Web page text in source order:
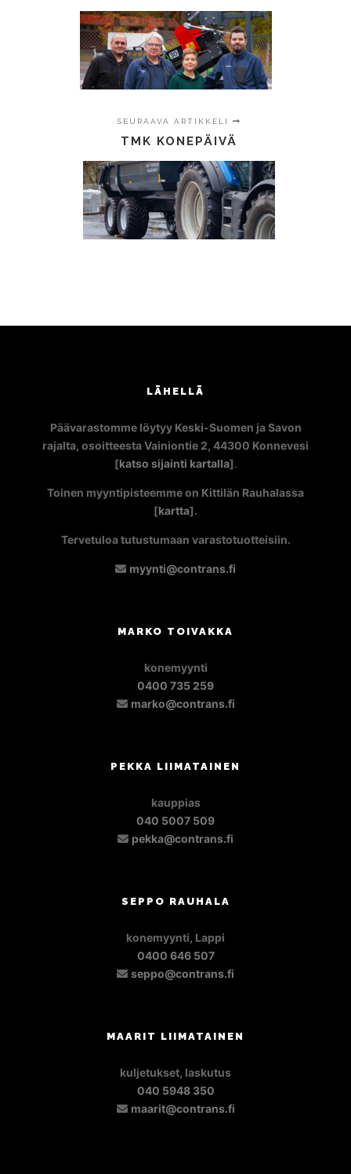
SEURAAVA ARTIKKELI
TMK KONEPÄIVÄ
LÄHELLÄ
Päävarastomme löytyy Keski-Suomen ja Savon
rajalta, osoitteesta Vainiontie 2, 44300 Konnevesi
[katso sijainti kartalla].
Toinen myyntipisteemme on Kittilän Rauhalassa
[kartta].
Tervetuloa tutustumaan varastotuotteisiin.
myynti@contrans.fi
MARKO TOIVAKKA
konemyynti
0400 735 259
marko@contrans.fi
PEKKA LIIMATAINEN
kauppias
040 5007 509
pekka@contrans.fi
SEPPO RAUHALA
konemyynti, Lappi
0400 646 507
seppo@contrans.fi
MAARIT LIIMATAINEN
kuljetukset, laskutus
040 5948 350
maarit@contrans.fi